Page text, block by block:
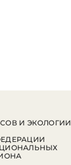
И ЭКОЛОГИИ